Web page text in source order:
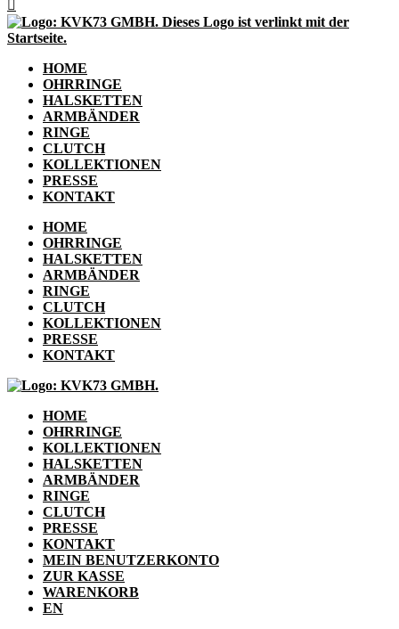
HOME
OHRRINGE
HALSKETTEN
ARMBÄNDER
RINGE
CLUTCH
KOLLEKTIONEN
PRESSE
KONTAKT
HOME
OHRRINGE
HALSKETTEN
ARMBÄNDER
RINGE
CLUTCH
KOLLEKTIONEN
PRESSE
KONTAKT
HOME
OHRRINGE
KOLLEKTIONEN
HALSKETTEN
ARMBÄNDER
RINGE
CLUTCH
PRESSE
KONTAKT
MEIN BENUTZERKONTO
ZUR KASSE
WARENKORB
EN